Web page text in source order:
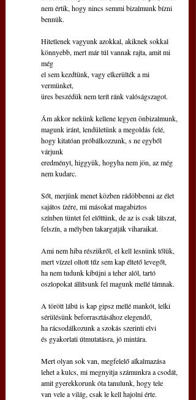
nem értik, hogy nincs semmi bizalmunk bízni
bennük.
Hitetlenek vagyunk azokkal, akiknek sokkal
könnyebb, mert már túl vannak rajta, amit mi
még
el sem kezdtünk, vagy elkerülték a mi
vermünket,
üres beszédük nem terít ránk valóságszagot.
Ám akkor nekünk kellene legyen önbizalmunk,
magunk iránt, lendületünk a megoldás felé,
hogy kitatóan próbálkozzunk, s ne egyből
várjunk
eredményt, higgyük, hogyha nem jön, az még
nem kudarc.
Sőt, merjünk menet közben rádöbbenni az élet
sajátos ízére, mi másokat magabiztos
színben tüntet fel előttünk, de az is csak látszat,
felszín, a mélyben takargatják viharaikat.
Ami nem hiba részükről, el kell lesnünk tőlük,
mert vízzel oltott tűz sem kap éltető levegőt,
ha nem tudunk kibújni a teher alól, tartó
oszlopokat állítsunk fel magunk mellé támnak.
A törött lábú is kap gipsz mellé mankót, lelki
sérülésünk beforrasztásához elegendő,
ha rácsodálkozunk a szokás szerinti elvi
és gyakorlati útmutatásra, jó mintára.
Mert olyan sok van, megfelelő alkalmazása
lehet a kulcs, mi megnyitja számunkra a csodát,
amit gyerekkorunk óta tanulunk, hogy tele
van vele a világ, csak le kell hajolni érte.